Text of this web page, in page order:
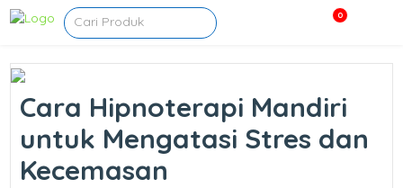
0
Cara Hipnoterapi Mandiri
untuk Mengatasi Stres dan
Kecemasan